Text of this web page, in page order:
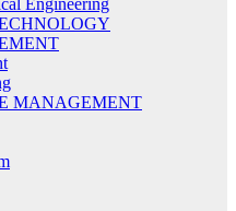
Engineering
MANAGEMENT